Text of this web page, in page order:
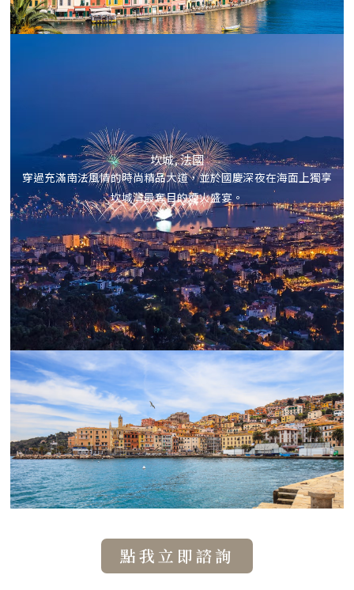
坎城, 法國
穿過充滿南法風情的時尚精品大道，並於國慶深夜在海面上獨享
坎城灣最奪目的煙火盛宴。
點我立即諮詢